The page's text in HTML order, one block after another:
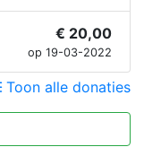
€ 20,00
op 19-03-2022
Toon alle donaties